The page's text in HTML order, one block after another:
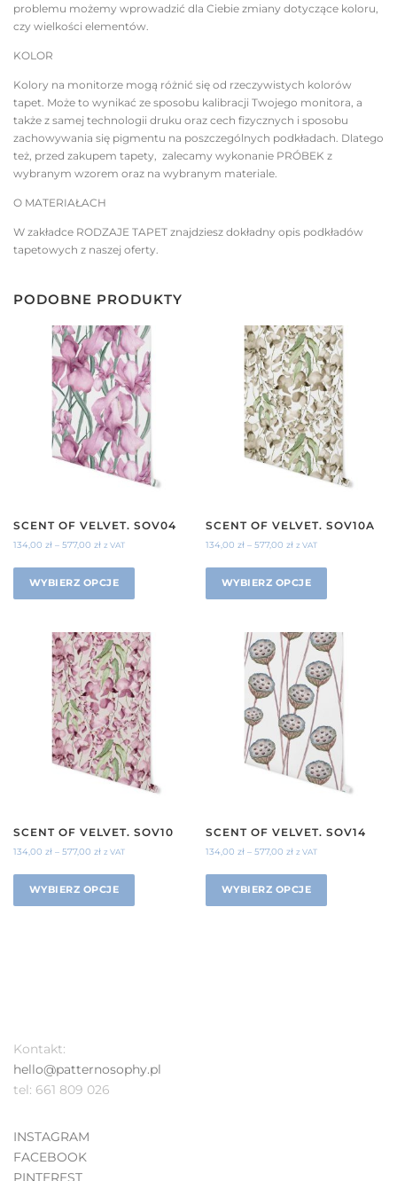
problemu możemy wprowadzić dla Ciebie zmiany dotyczące koloru,
czy wielkości elementów.
KOLOR
Kolory na monitorze mogą różnić się od rzeczywistych kolorów
tapet. Może to wynikać ze sposobu kalibracji Twojego monitora, a
także z samej technologii druku oraz cech fizycznych i sposobu
zachowywania się pigmentu na poszczególnych podkładach. Dlatego
też, przed zakupem tapety, zalecamy wykonanie PRÓBEK z
wybranym wzorem oraz na wybranym materiale.
O MATERIAŁACH
W zakładce RODZAJE TAPET znajdziesz dokładny opis podkładów
tapetowych z naszej oferty.
PODOBNE PRODUKTY
SCENT OF VELVET. SOV04
134,00 zł – 577,00 zł z VAT
WYBIERZ OPCJE
SCENT OF VELVET. SOV10A
134,00zł –577,00zł z VAT
WYBIERZ OPCJE
SCENT OF VELVET. SOV10
134,00 zł – 577,00 zł z VAT
WYBIERZ OPCJE
SCENT OF VELVET. SOV14
134,00zł –577,00zł z VAT
WYBIERZ OPCJE
Kontakt:
hello@patternosophy.pl
tel: 661 809 026
INSTAGRAM
FACEBOOK
PINTEREST